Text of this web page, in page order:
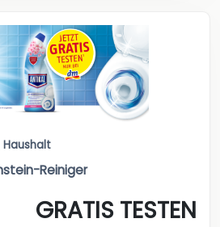
Haushalt
Reiniger
GRATIS TESTEN